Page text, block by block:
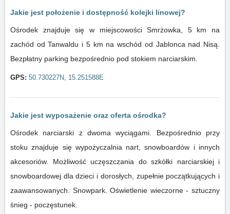
Jakie jest położenie i dostępność kolejki linowej?
Ośrodek znajduje się w miejscowości Smrżowka, 5 km na
zachód od Tanwaldu i 5 km na wschód od Jablonca nad Nisą.
Bezpłatny parking bezpośrednio pod stokiem narciarskim.
GPS: 50.730227N, 15.251588E
Jakie jest wyposażenie oraz oferta ośrodka?
Ośrodek narciarski z dwoma wyciągami. Bezpośrednio przy
stoku znajduje się wypożyczalnia nart, snowboardów i innych
akcesoriów. Możliwość uczęszczania do szkółki narciarskiej i
snowboardowej dla dzieci i dorosłych, zupełnie początkujących i
zaawansowanych. Snowpark. Oświetlenie wieczorne - sztuczny
śnieg - poczęstunek.